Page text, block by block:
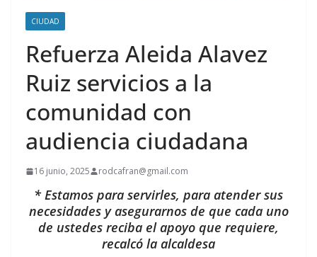
CIUDAD
Refuerza Aleida Alavez
Ruiz servicios a la
comunidad con
audiencia ciudadana
16 junio, 2025 rodcafran@gmail.com
* Estamos para servirles, para atender sus
necesidades y asegurarnos de que cada uno
de ustedes reciba el apoyo que requiere,
recalcó la alcaldesa